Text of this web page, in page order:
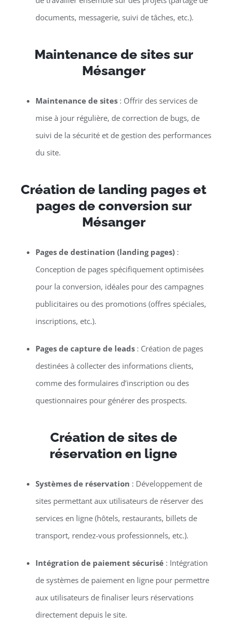
documents, messagerie, suivi de tâches, etc.).
Maintenance de sites sur
Mésanger
Maintenance de sites: Offrir des services de
mise à jour régulière, de correction de bugs, de
suivi de la sécurité et de gestion des performances
du site.
Création de landing pages et
pages de conversion sur
Mésanger
Pages de destination (landing pages):
Conception de pages spécifiquement optimisées
pour la conversion, idéales pour des campagnes
publicitaires ou des promotions (offres spéciales,
inscriptions, etc.).
Pages de capture de leads: Création de pages
destinées à collecter des informations clients,
comme des formulaires d’inscription ou des
questionnaires pour générer des prospects.
Création de sites de
réservation en ligne
Systèmes de réservation : Développement de
sites permettant aux utilisateurs de réserver des
services en ligne (hôtels, restaurants, billets de
transport, rendez-vous professionnels, etc.).
Intégration de paiement sécurisé: Intégration
de systèmes de paiement en ligne pour permettre
aux utilisateurs de finaliser leurs réservations
directement depuis le site.